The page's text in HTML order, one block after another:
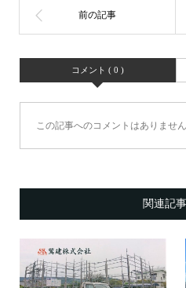
コメント ( 0 )
この記事へのコメントはありません
関連記